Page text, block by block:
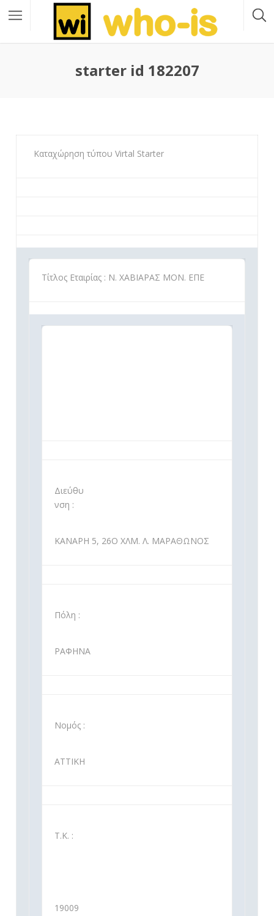
starter id 182207
Καταχώρηση τύπου Virtal Starter
Τίτλος Εταιρίας : Ν. ΧΑΒΙΑΡΑΣ ΜΟΝ. ΕΠΕ
Διεύθυ
νση :
ΚΑΝΑΡΗ 5, 26Ο ΧΛΜ. Λ. ΜΑΡΑΘΩΝΟΣ
Πόλη :
ΡΑΦΗΝΑ
Νομός :
ΑΤΤΙΚΗ
Τ.Κ. :
19009